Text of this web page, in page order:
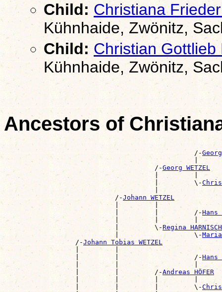
Child: Christiana
Kühnhaide, Zwönitz,
Child: Christian Gottlieb
Kühnhaide, Zwönitz,
Ancestors of
                                                /-
|
                                      /-
Georg WETZEL
|         |
                                      |         \-
|
                            /-
Johann WETZEL
|         |
                            |         |         /-
Hans
|         |         |
                            |         \-
Regina HARNISCH
                            |                   \-
Maria
                  /-
Johann Tobias WETZEL
|         |
                  |         |                   /-
Hans
|         |                   |
                  |         |         /-
Andreas HÖFER
|         |         |         |
                  |         |         |         \-